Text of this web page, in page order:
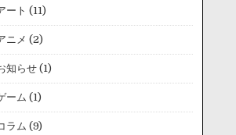
ート (11)
ニメ (2)
知らせ(1)
ーム (1)
ラム (9)